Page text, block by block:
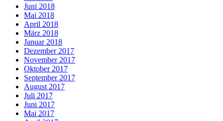
Juni 2018
Mai 2018
April 2018
März 2018
Januar 2018
Dezember 2017
November 2017
Oktober 2017
September 2017
August 2017
Juli 2017
Juni 2017
Mai 2017